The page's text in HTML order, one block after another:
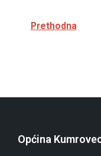
Brojevi
Prethodna
Općina